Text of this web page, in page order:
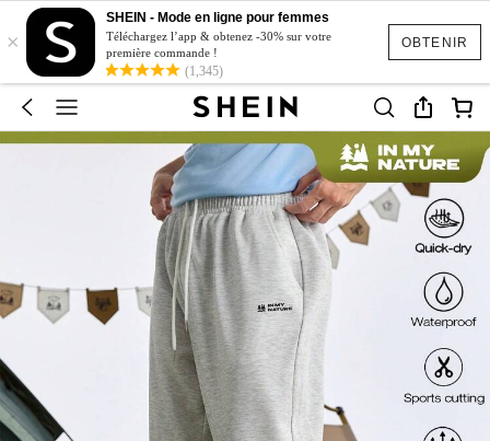
OBTENIR
×
SHEIN - Mode en ligne pour femmes
Téléchargez l’app & obtenez -30% sur votre
première commande !
(1,345)